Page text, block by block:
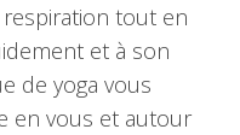
tout en
et à son
de yoga vous
en vous et autour